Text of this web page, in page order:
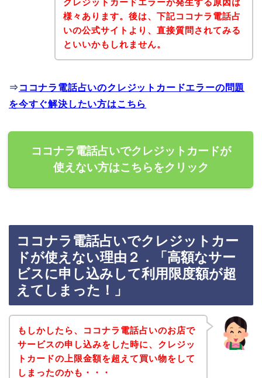
クレジットカードエラーが発生する原因は
様々あります。後は、下記ココナラ電話占
いの公式サイトより、直接質問されてみる
といいかもしれません。
⇒ ココナラ電話占いのクレジットカードエラーの問題
を今すぐ解決したい方はこちら
ココナラ電話占いでクレジットカードが
使えない方はこちらをクリック
ココナラ電話占いでクレジットカー
ドが使えない理由２．「高額なサー
ビスに申し込みして利用限度額が超
えてしまった！」
もしかしたら、ココナラ電話占いのお店で
サービスの申し込みをした時に、クレジッ
トカードの上限金額を超えて買い物をして
しまったのかも・・・